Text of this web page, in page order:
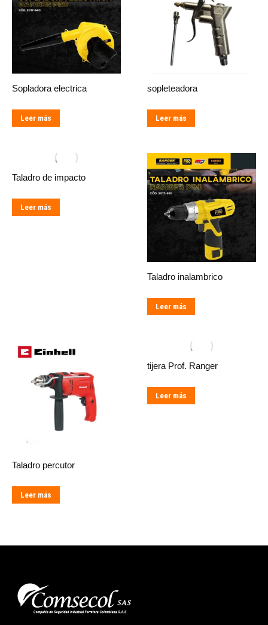
Sopladora electrica
Leer más
sopleteadora
Leer más
Taladro de impacto
Leer más
Taladro inalambrico
Leer más
Taladro percutor
Leer más
tijera Prof. Ranger
Leer más